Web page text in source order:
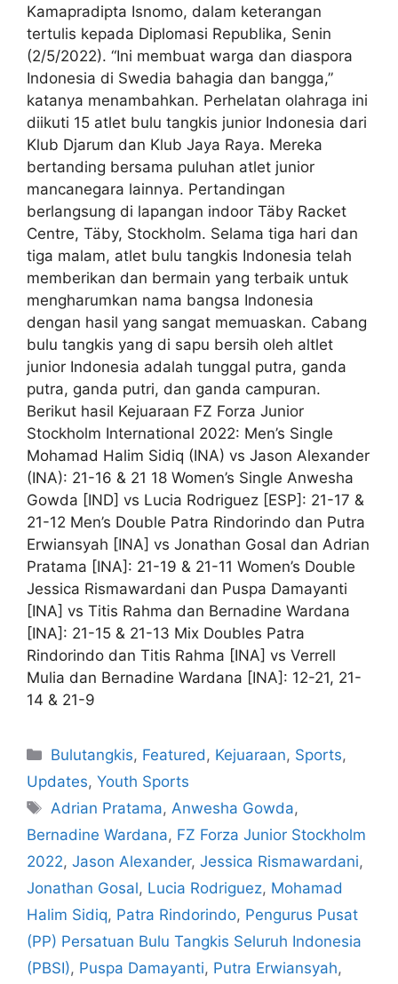
Kamapradipta Isnomo, dalam keterangan
tertulis kepada Diplomasi Republika, Senin
(2/5/2022). “Ini membuat warga dan diaspora
Indonesia di Swedia bahagia dan bangga,”
katanya menambahkan. Perhelatan olahraga ini
diikuti 15 atlet bulu tangkis junior Indonesia dari
Klub Djarum dan Klub Jaya Raya. Mereka
bertanding bersama puluhan atlet junior
mancanegara lainnya. Pertandingan
berlangsung di lapangan indoor Täby Racket
Centre, Täby, Stockholm. Selama tiga hari dan
tiga malam, atlet bulu tangkis Indonesia telah
memberikan dan bermain yang terbaik untuk
mengharumkan nama bangsa Indonesia
dengan hasil yang sangat memuaskan. Cabang
bulu tangkis yang di sapu bersih oleh altlet
junior Indonesia adalah tunggal putra, ganda
putra, ganda putri, dan ganda campuran.
Berikut hasil Kejuaraan FZ Forza Junior
Stockholm International 2022: Men’s Single
Mohamad Halim Sidiq (INA) vs Jason Alexander
(INA): 21-16 & 21 18 Women’s Single Anwesha
Gowda [IND] vs Lucia Rodriguez [ESP]: 21-17 &
21-12 Men’s Double Patra Rindorindo dan Putra
Erwiansyah [INA] vs Jonathan Gosal dan Adrian
Pratama [INA]: 21-19 & 21-11 Women’s Double
Jessica Rismawardani dan Puspa Damayanti
[INA] vs Titis Rahma dan Bernadine Wardana
[INA]: 21-15 & 21-13 Mix Doubles Patra
Rindorindo dan Titis Rahma [INA] vs Verrell
Mulia dan Bernadine Wardana [INA]: 12-21, 21-
14 & 21-9
Bulutangkis, Featured , Kejuaraan, Sports,
Updates, Youth Sports
Adrian Pratama, Anwesha Gowda,
Bernadine Wardana, FZ Forza Junior Stockholm
2022, Jason Alexander, Jessica Rismawardani,
Jonathan Gosal, Lucia Rodriguez, Mohamad
Halim Sidiq, Patra Rindorindo, Pengurus Pusat
(PP) Persatuan Bulu Tangkis Seluruh Indonesia
(PBSI), Puspa Damayanti, Putra Erwiansyah,